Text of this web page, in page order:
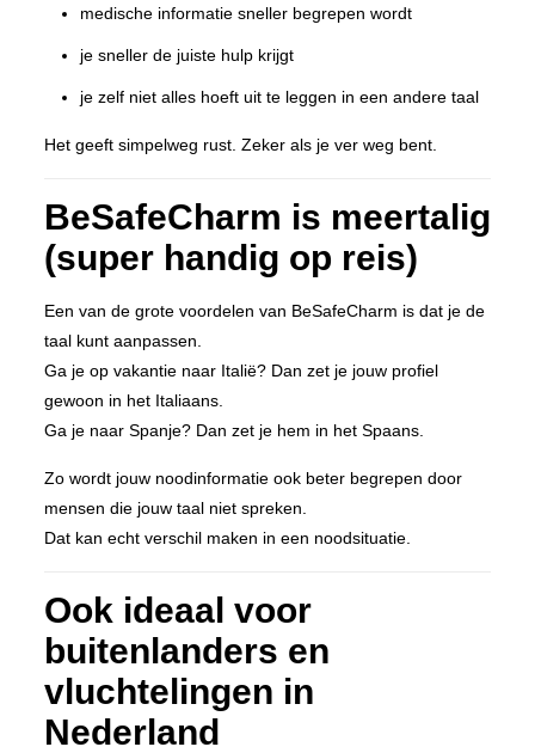
medische informatie sneller begrepen wordt
je sneller de juiste hulp krijgt
je zelf niet alles hoeft uit te leggen in een andere taal
Het geeft simpelweg rust. Zeker als je ver weg bent.
BeSafeCharm is meertalig
(super handig op reis)
Een van de grote voordelen van BeSafeCharm is dat je de
taal kunt aanpassen.
Ga je op vakantie naar Italië? Dan zet je jouw profiel
gewoon in het Italiaans.
Ga je naar Spanje? Dan zet je hem in het Spaans.
Zo wordt jouw noodinformatie ook beter begrepen door
mensen die jouw taal niet spreken.
Dat kan echt verschil maken in een noodsituatie.
Ook ideaal voor
buitenlanders en
vluchtelingen in
Nederland